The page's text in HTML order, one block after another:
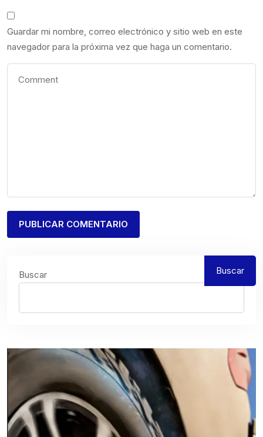
Guardar mi nombre, correo electrónico y sitio web en este
navegador para la próxima vez que haga un comentario.
Buscar Buscar